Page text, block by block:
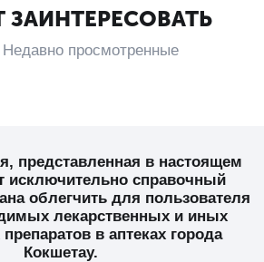
Недавно просмотренные
представленная в настоящем
исключительно справочный
облегчить для пользователя
лекарственных и иных
в аптеках города
Кокшетау.